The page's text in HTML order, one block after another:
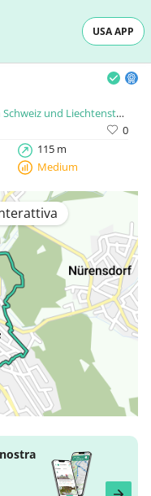
USA APP
und Liechtenstein
0
115 m
Medium